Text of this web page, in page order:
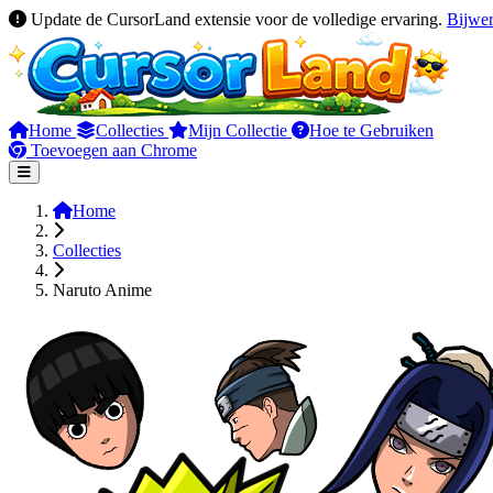
Update de CursorLand extensie voor de volledige ervaring.
Home Collecties Mijn Collectie
Hoe te Gebruiken
Toevoegen aan Chrome
Home
Collecties
Naruto Anime